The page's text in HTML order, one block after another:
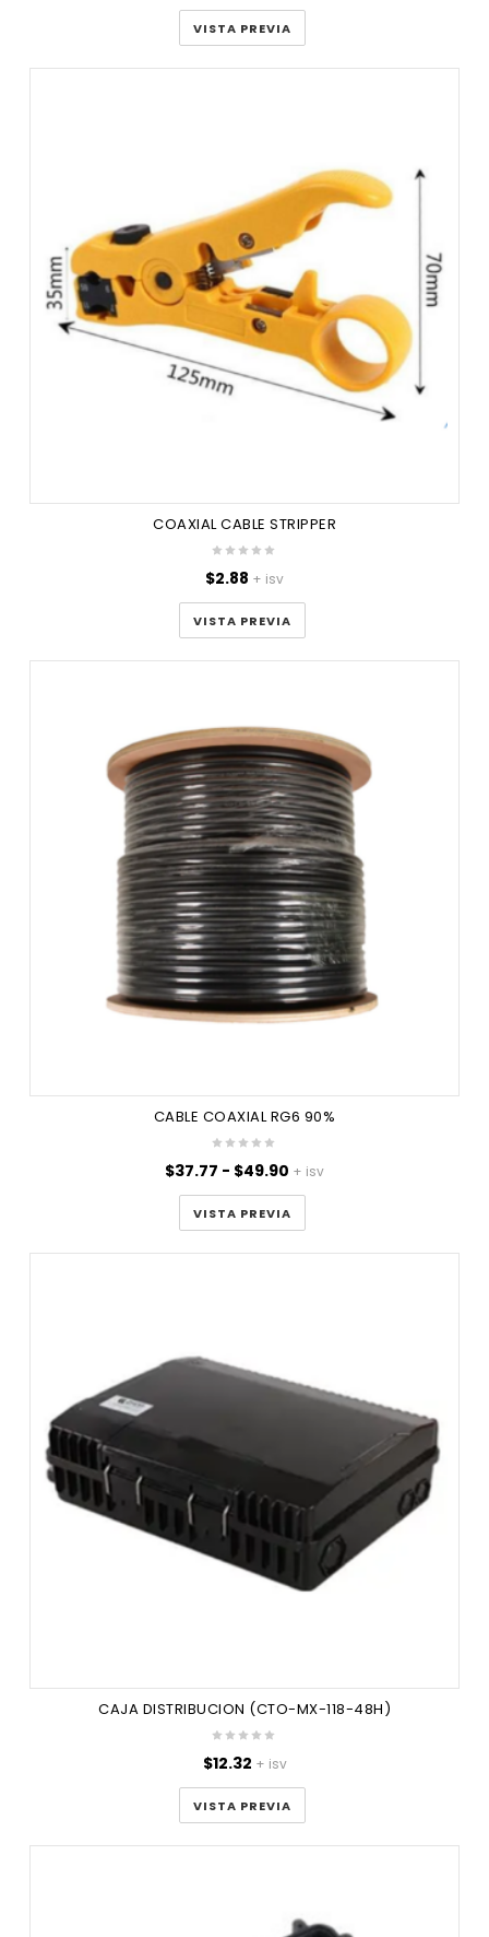
de
precios:
desde
$1.00
VISTA PREVIA
COAXIAL CABLE STRIPPER
$2.88 + isv
VISTA PREVIA
CABLE COAXIAL RG6 90%
$37.77 - $49.90 Rango
de
precios:
desde
$37.77
+ isv
VISTA PREVIA
CAJA DISTRIBUCION (CTO-MX-118-48H)
$12.32 + isv
VISTA PREVIA